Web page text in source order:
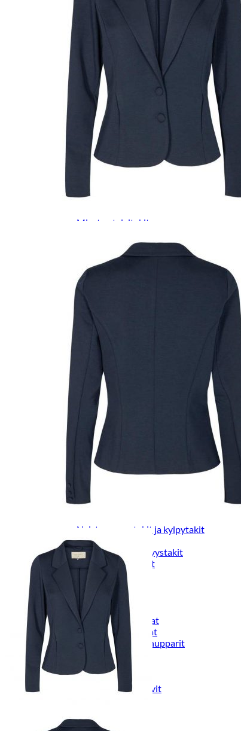
Puvuntakit ja blazerit
Miesten housut
Miesten housut
Miesten farkut
Miesten collegehousut
Miesten shortsit
Miesten asusteet
Vyöt ja olkaimet
Solmiot, rusetit ja taskuliinat
Miesten päähineet, huivit ja käsineet
Miesten yöasut ja alusvaatteet
Miesten alusvaatteet
Miesten sukat
Miesten yöasut
Miesten aamutakit ja kylpytakit
Miesten takit
Miesten kevät-ja syystakit
Miesten talvitakit
Naisten colleget
Paidat, tunikat ja jakut
Trikoopaidat
Tunikat
Jakut ja liivit
Naisten neuleet
Naisten neuletakit
Naisten neulepuserot
Naisten mekot ja hameet
Mekot
Hameet
Naisten housut
Leggingsit ja collegehousut
Naisten housut
Naisten farkut
Caprit ja shortsit
Naisten asusteet
Vyöt ja korut
Naisten päähineet, huivit ja käsineet
Naisten yöasut ja alusvaatteet
Sukat ja sukkahousut
Naisten aamutakit ja kylpytakit
Naisten takit
Naisten kevät-ja syystakit
Naisten nahkatakit
Naisten talvitakit
LAPSET
Lasten paidat
Lasten paidat
Lasten kauluspaidat
Lasten trikoopaidat
Lasten colleget ja hupparit
Lasten neuleet
Lasten mekot ja hameet
Mekot ja hameet
Lasten puvut,bleiserit,liivit
Lasten housut